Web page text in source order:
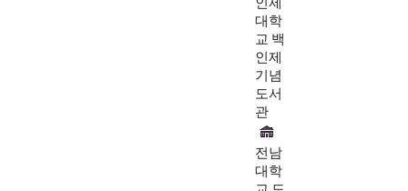
대학
교 백
인제
기념
도서
관
전남
대학